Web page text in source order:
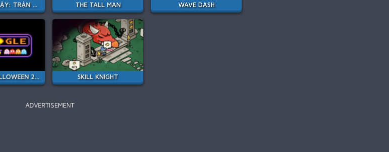
CHIẾN BINH GẬY: TRẬN CHIẾN MỚI THE TALL MAN WAVE DASH
PAC-MAN HALLOWEEN 2025 SKILL KNIGHT
ADVERTISEMENT